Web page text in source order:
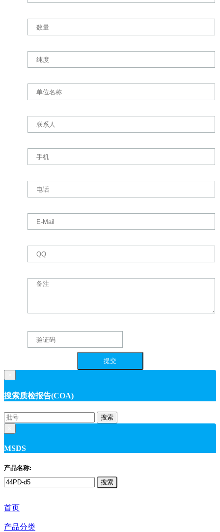
搜索质检报告(COA)
搜索
MSDS
产品名称:
搜索
首页
产品分类